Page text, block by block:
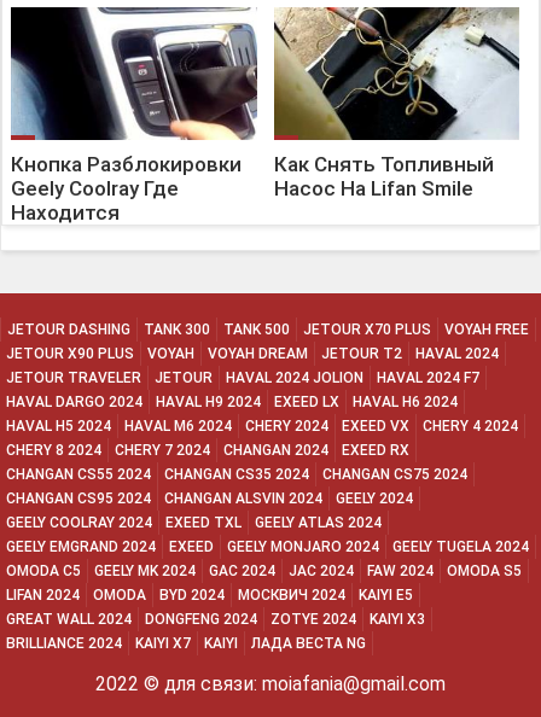
Кнопка Разблокировки
Geely Coolray Где
Находится
Как Снять Топливный
Насос На Lifan Smile
JETOUR DASHING TANK 300 TANK 500 JETOUR X70 PLUS
VOYAH FREE
JETOUR X90 PLUS
VOYAH VOYAH DREAM JETOUR T2
HAVAL 2024
JETOUR TRAVELER
JETOUR HAVAL 2024 JOLION
HAVAL 2024 F7
HAVAL DARGO 2024
HAVAL H9 2024 EXEED LX
HAVAL H6 2024
HAVAL H5 2024
HAVAL M6 2024 CHERY 2024 EXEED VX
CHERY 4 2024
CHERY 8 2024
CHERY 7 2024 CHANGAN 2024
EXEED RX
CHANGAN CS55 2024
CHANGAN CS35 2024
CHANGAN CS75 2024
CHANGAN CS95 2024
CHANGAN ALSVIN 2024
GEELY 2024
GEELY COOLRAY 2024
EXEED TXL
GEELY ATLAS 2024
GEELY EMGRAND 2024
EXEED GEELY MONJARO 2024
GEELY TUGELA 2024
OMODA C5
GEELY MK 2024 GAC 2024 JAC 2024 FAW 2024
OMODA S5
LIFAN 2024
OMODA BYD 2024 МОСКВИЧ 2024
KAIYI E5
GREAT WALL 2024
DONGFENG 2024 ZOTYE 2024
KAIYI X3
BRILLIANCE 2024
KAIYI X7 KAIYI ЛАДА ВЕСТА NG
2022 © для связи: moiafania@gmail.com